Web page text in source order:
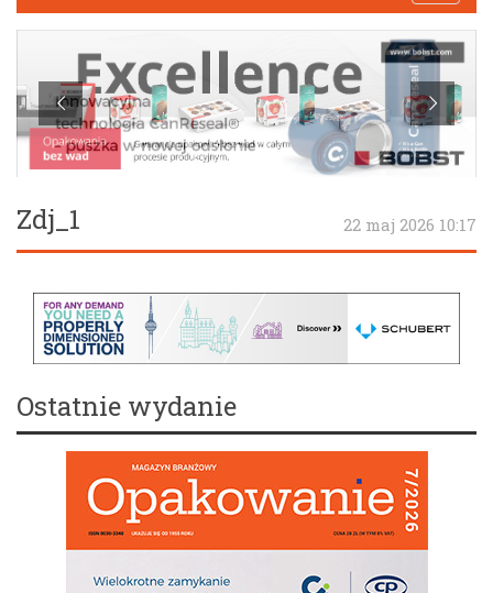
Zdj_1 22 maj 2026 10:17
Ostatnie wydanie